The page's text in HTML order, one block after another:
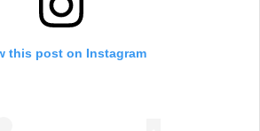
this post on Instagram